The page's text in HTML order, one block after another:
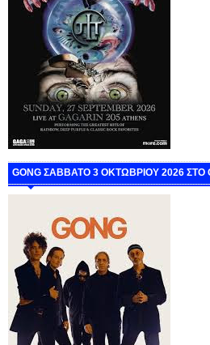
GONG ΣΑΒΒΑΤΟ 3 ΟΚΤΩΒΡΙΟΥ 2026 ΣΤΟ